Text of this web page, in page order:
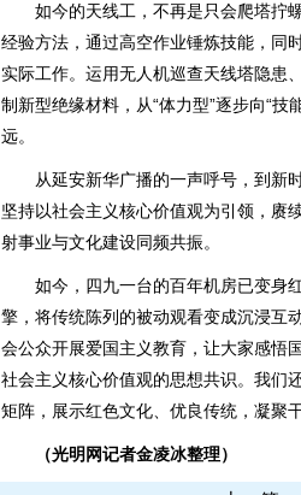
如今的天线工，不再是只会爬塔拧螺
经验方法，通过高空作业锤炼技能，同
实际工作。运用无人机巡查天线塔隐患
制新型绝缘材料，从“体力型”逐步向“
远。
从延安新华广播的一声呼号，到新时
坚持以社会主义核心价值观为引领，赓
射事业与文化建设同频共振。
如今，四九一台的百年机房已变身红
擎，将传统陈列的被动观看变成沉浸互
会公众开展爱国主义教育，让大家感悟
社会主义核心价值观的思想共识。我们
矩阵，展示红色文化、优良传统，凝聚
（光明网记者金凌冰整理）